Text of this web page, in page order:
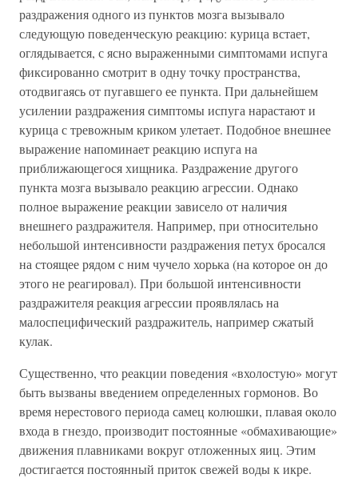
раздражения одного из пунктов мозга вызывало
следующую поведенческую реакцию: курица встает,
оглядывается, с ясно выраженными симптомами испуга
фиксированно смотрит в одну точку пространства,
отодвигаясь от пугавшего ее пункта. При дальнейшем
усилении раздражения симптомы испуга нарастают и
курица с тревожным криком улетает. Подобное внешнее
выражение напоминает реакцию испуга на
приближающегося хищника. Раздражение другого
пункта мозга вызывало реакцию агрессии. Однако
полное выражение реакции зависело от наличия
внешнего раздражителя. Например, при относительно
небольшой интенсивности раздражения петух бросался
на стоящее рядом с ним чучело хорька (на которое он до
этого не реагировал). При большой интенсивности
раздражителя реакция агрессии проявлялась на
малоспецифический раздражитель, например сжатый
кулак.
Существенно, что реакции поведения «вхолостую» могут
быть вызваны введением определенных гормонов. Во
время нерестового периода самец колюшки, плавая около
входа в гнездо, производит постоянные «обмахивающие»
движения плавниками вокруг отложенных яиц. Этим
достигается постоянный приток свежей воды к икре.